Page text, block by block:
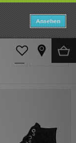
Ansehen
Verfeinern